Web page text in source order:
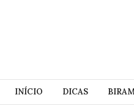
INÍCIO DICAS